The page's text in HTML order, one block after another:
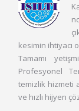
kesimin ihtiyacı
Tamamı
Profesyonel
temizlik hizmeti
ve hızlı hijyen